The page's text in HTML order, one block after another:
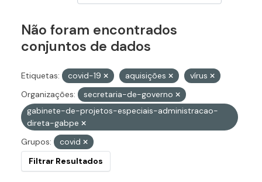
Não foram encontrados
conjuntos de dados
Etiquetas: covid-19 aquisições
vírus
Organizações:
secretaria-de-governo
gabinete-de-projetos-especiais-administracao-
direta-gabpe
Grupos:
covid
Filtrar Resultados